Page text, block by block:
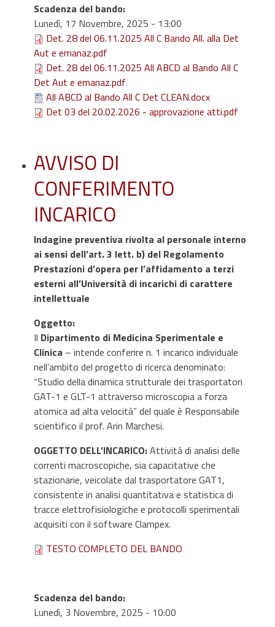
Scadenza del bando:
Lunedì, 17 Novembre, 2025 - 13:00
Det. 28 del 06.11.2025 All C Bando All. alla Det
Aut e emanaz.pdf
Det. 28 del 06.11.2025 All ABCD al Bando All C
Det Aut e emanaz.pdf
All ABCD al Bando All C Det CLEAN.docx
Det 03 del 20.02.2026 - approvazione atti.pdf
AVVISO DI
CONFERIMENTO
INCARICO
Indagine preventiva rivolta al personale interno
ai sensi dell’art. 3 lett. b) del Regolamento
Prestazioni d’opera per l’affidamento a terzi
esterni all’Università di incarichi di carattere
intellettuale
Oggetto:
Il Dipartimento di Medicina Sperimentale e
Clinica – intende conferire n. 1 incarico individuale
nell’ambito del progetto di ricerca denominato:
“Studio della dinamica strutturale dei trasportatori
GAT-1 e GLT-1 attraverso microscopia a forza
atomica ad alta velocità” del quale è Responsabile
scientifico il prof. Arin Marchesi.
OGGETTO DELL’INCARICO:Attività di analisi delle
correnti macroscopiche, sia capacitative che
stazionarie, veicolate dal trasportatore GAT1,
consistente in analisi quantitativa e statistica di
tracce elettrofisiologiche e protocolli sperimentali
acquisiti con il software Clampex.
TESTO COMPLETO DEL BANDO
Scadenza del bando:
Lunedì, 3 Novembre, 2025 - 10:00